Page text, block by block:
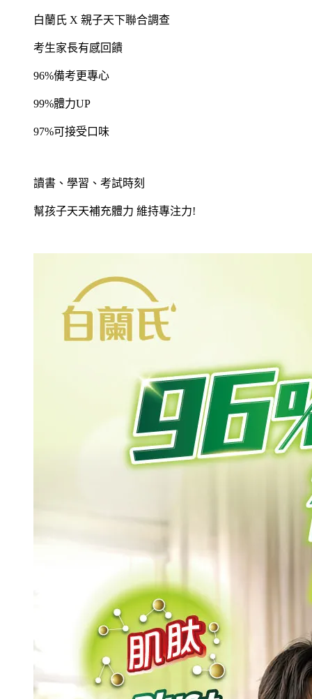
白蘭氏 X 親子天下聯合調查
考生家長有感回饋
96%備考更專心
99%體力UP
97%可接受口味
讀書、學習、考試時刻
幫孩子天天補充體力 維持專注力!